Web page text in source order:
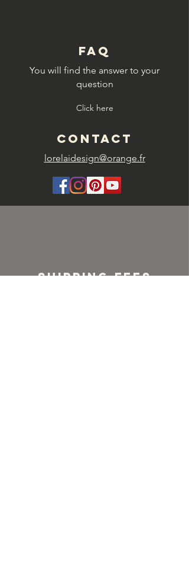
FAQ
You will find the answer to your
question
Click here
CONTACT
lorelaidesign@orange.fr
SHIPPING FEES